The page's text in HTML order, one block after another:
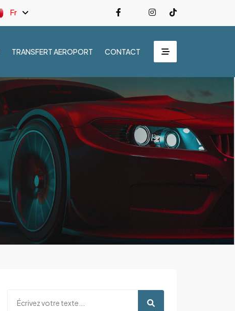
Fr
TRANSFERT AEROPORT CONTACT